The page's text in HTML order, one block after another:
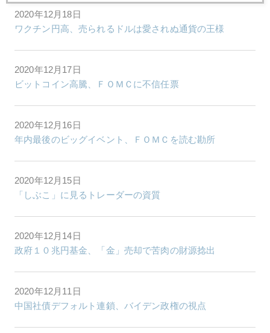
2020年12月18日
ワクチン円高、売られるドルは愛されぬ通貨の王様
2020年12月17日
ビットコイン高騰、ＦＯＭＣに不信任票
2020年12月16日
年内最後のビッグイベント、ＦＯＭＣを読む勘所
2020年12月15日
「しぶこ」に見るトレーダーの資質
2020年12月14日
政府１０兆円基金、「金」売却で苦肉の財源捻出
2020年12月11日
中国社債デフォルト連鎖、バイデン政権の視点